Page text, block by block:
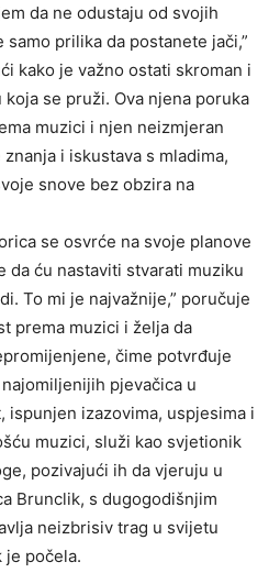
da ne odustaju od svojih
samo prilika da postanete jači,”
kako je važno ostati skroman i
koja se pruži. Ova njena poruka
muzici i njen neizmjeran
i iskustava s mladima,
snove bez obzira na
se osvrće na svoje planove
da ću nastaviti stvarati muziku
To mi je najvažnije,” poručuje
prema muzici i želja da
čime potvrđuje
pjevačica u
ispunjen izazovima, uspjesima i
muzici, služi kao svjetionik
pozivajući ih da vjeruju u
Brunclik, s dugogodišnjim
neizbrisiv trag u svijetu
je počela.